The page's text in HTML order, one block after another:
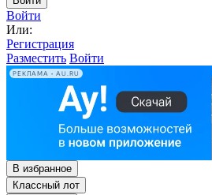
Войти
Или:
Регистрация
Разместить Войти
РЕКЛАМА • AU.RU
В избранное
Классный лот